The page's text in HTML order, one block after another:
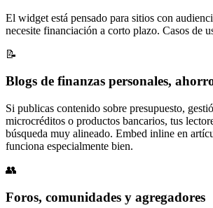
El widget está pensado para sitios con
necesite financiación a corto plazo. Casos de
📝
Blogs de finanzas personales,
Si publicas contenido sobre presupuesto,
microcréditos o productos bancarios, tus
búsqueda muy alineado. Embed inline en
funciona especialmente bien.
👥
Foros, comunidades y agregadores